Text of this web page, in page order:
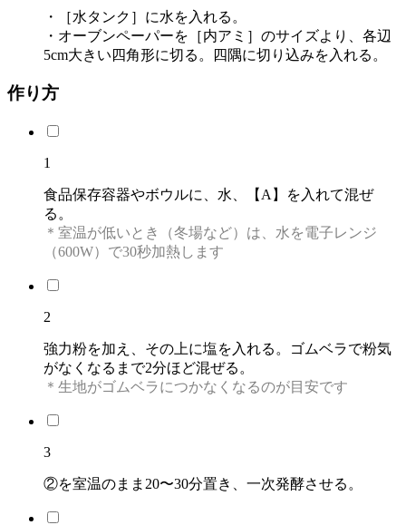
・［水タンク］に水を入れる。
・オーブンペーパーを［内アミ］のサイズより、各辺
5cm大きい四角形に切る。四隅に切り込みを入れる。
作り方
1
食品保存容器やボウルに、水、【A】を入れて混ぜ
る。
＊室温が低いとき（冬場など）は、水を電子レンジ
（600W）で30秒加熱します
2
強力粉を加え、その上に塩を入れる。ゴムベラで粉気
がなくなるまで2分ほど混ぜる。
＊生地がゴムベラにつかなくなるのが目安です
3
②を室温のまま20〜30分置き、一次発酵させる。